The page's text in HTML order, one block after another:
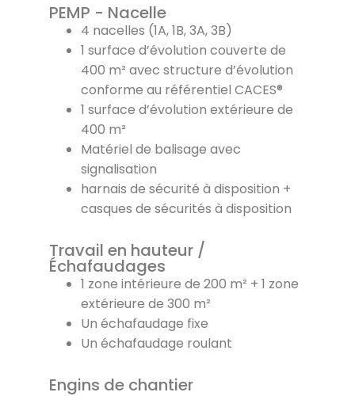
PEMP - Nacelle
4 nacelles (1A, 1B, 3A, 3B)
1 surface d’évolution couverte de
400 m² avec structure d’évolution
conforme au référentiel CACES®
1 surface d’évolution extérieure de
400 m²
Matériel de balisage avec
signalisation
harnais de sécurité à disposition +
casques de sécurités à disposition
Travail en hauteur /
Échafaudages
1 zone intérieure de 200 m² + 1 zone
extérieure de 300 m²
Un échafaudage fixe
Un échafaudage roulant
Engins de chantier